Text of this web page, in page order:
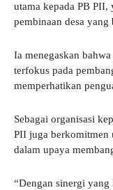
utama kepada PB
pembinaan desa yang
Ia menegaskan
terfokus pada
memperhatikan
Sebagai organisasi
PII juga berkomitmen
dalam upaya
“Dengan sinergi yang